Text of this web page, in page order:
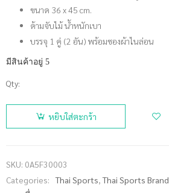
ขนาด 36 x 45 cm.
ด้ามจับไม้ น้ำหนักเบา
บรรจุ 1 คู่ (2 อัน) พร้อมซองผ้าไนล่อน
มีสินค้าอยู่ 5
Qty:
จำนวน
THAISPORTS
ธงไลน์แมน หยิบใส่ตะกร้า
SKU: 0A5F30003
Categories:
Thai Sports,Thai Sports Brand